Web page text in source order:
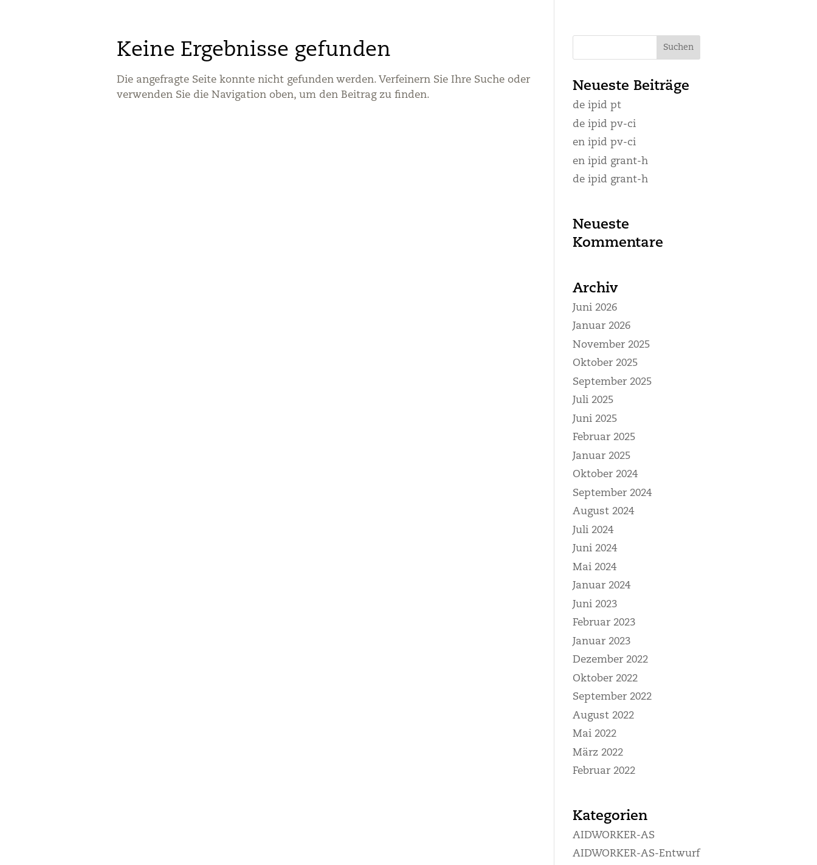
Keine Ergebnisse gefunden
Die angefragte Seite konnte nicht gefunden werden. Verfeinern Sie Ihre Suche oder
verwenden Sie die Navigation oben, um den Beitrag zu finden.
Neueste Beiträge
de ipid pt
de ipid pv-ci
en ipid pv-ci
en ipid grant-h
de ipid grant-h
Neueste
Kommentare
Archiv
Juni 2026
Januar 2026
November 2025
Oktober 2025
September 2025
Juli 2025
Juni 2025
Februar 2025
Januar 2025
Oktober 2024
September 2024
August 2024
Juli 2024
Juni 2024
Mai 2024
Januar 2024
Juni 2023
Februar 2023
Januar 2023
Dezember 2022
Oktober 2022
September 2022
August 2022
Mai 2022
März 2022
Februar 2022
Kategorien
AIDWORKER-AS
AIDWORKER-AS-Entwurf